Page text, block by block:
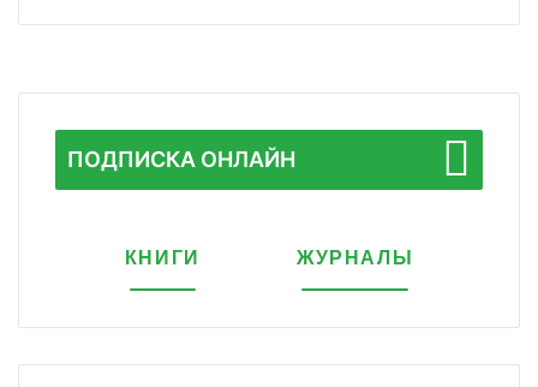
ПОДПИСКА ОНЛАЙН
КНИГИ ЖУРНАЛЫ